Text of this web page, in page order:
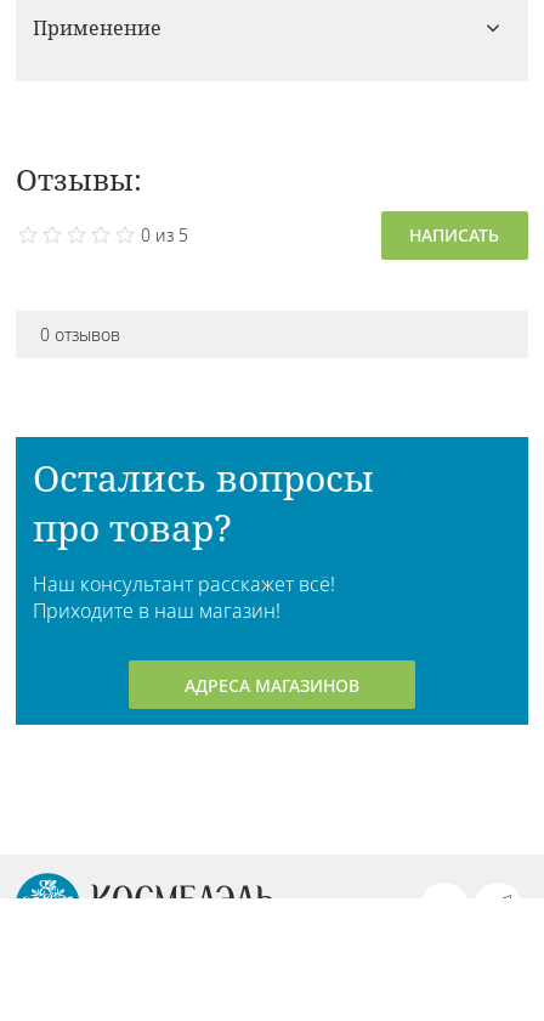
Применение
Отзывы:
0 из 5 НАПИСАТЬ
0 отзывов
Остались вопросы
про товар?
Наш консультант расскажет всё!
Приходите в наш магазин!
АДРЕСА МАГАЗИНОВ